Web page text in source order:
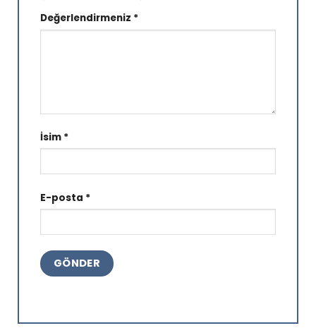
Değerlendirmeniz *
İsim *
E-posta *